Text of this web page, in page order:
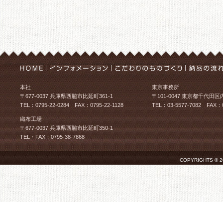
本社
〒677-0037 兵庫県西脇市比延町361-1
TEL：0795-22-0284 FAX：0795-22-1128
織布工場
〒677-0037 兵庫県西脇市比延町350-1
TEL・FAX：0795-38-7868
東京事務所
〒101-0047 東京都千代田区
TEL：03-5577-7082 FAX：
COPYRIGHTS ©